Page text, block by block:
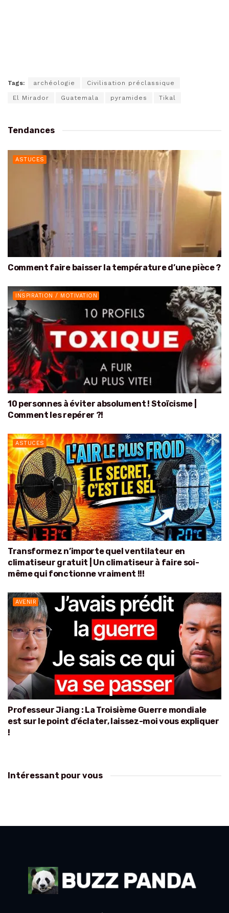
Tags: archéologie Civilisation préclassique
El Mirador Guatemala pyramides Tikal
Tendances
ASTUCES
Comment faire baisser la température d’une pièce ?
INSPIRATION / MOTIVATION
10 personnes à éviter absolument ! Stoïcisme |
Comment les repérer ?!
ASTUCES
Transformez n’importe quel ventilateur en
climatiseur gratuit | Un climatiseur à faire soi-
même qui fonctionne vraiment !!!
AVENIR
Professeur Jiang : La Troisième Guerre mondiale
est sur le point d’éclater, laissez-moi vous expliquer
!
Intéressant pour vous